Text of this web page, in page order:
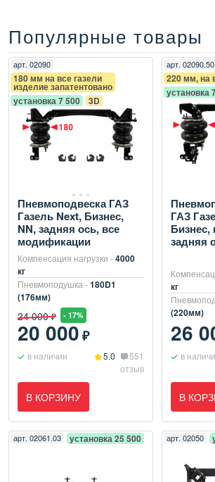
Популярные товары
арт. 02090
180 мм на все газели
изделие запатентовано
установка 7 500
3D
Пневмоподвеска ГАЗ
Газель Next, Бизнес,
NN, задняя ось, все
модификации
Компенсация нагрузки -4000
кг
Пневмоподушка -180D1
(176мм)
24 000 ₽ - 17%
20 000₽
в наличии 5.0
551
отзыв
В КОРЗИНУ
арт. 02090.50
220 мм, на
установка
ГАЗ
Бизнес,
задняя
кг
(220мм)
26
в
В
арт. 02061.03 установка 25 500 арт. 02050